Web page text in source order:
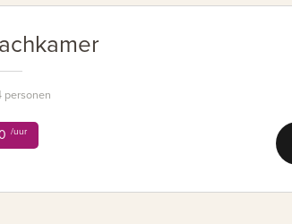
personen
/uur